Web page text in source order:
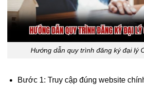
Hướng dẫn quy trình đăng ký đại lý
Bước 1: Truy cập đúng website